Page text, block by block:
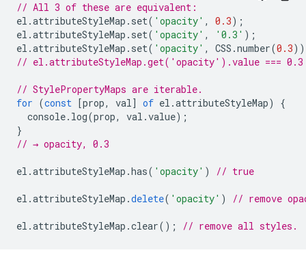
// All 3 of these are equivalent:
el .attributeStyleMap . set( 'opacity' , 0.3);
el .attributeStyleMap . set( 'opacity' , '0.3' );
el .attributeStyleMap . set( 'opacity' , CSS .number(0.3
// el.attributeStyleMap.get('opacity').value === 0.3
// StylePropertyMaps are iterable.
for (const [prop, val] of el .attributeStyleMap)
{
console. log(prop, val .value);
}
// → opacity, 0.3
el .attributeStyleMap .has( 'opacity' ) // true
el .attributeStyleMap .delete( 'opacity' ) // remove
el .attributeStyleMap .clear(); // remove all styles.